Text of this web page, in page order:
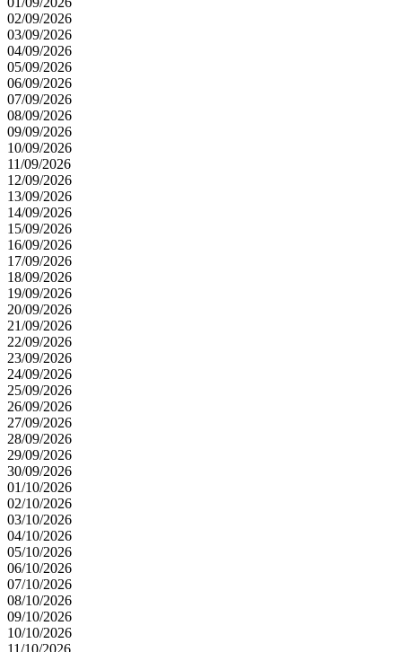
02/09/2026
03/09/2026
04/09/2026
05/09/2026
06/09/2026
07/09/2026
08/09/2026
09/09/2026
10/09/2026
11/09/2026
12/09/2026
13/09/2026
14/09/2026
15/09/2026
16/09/2026
17/09/2026
18/09/2026
19/09/2026
20/09/2026
21/09/2026
22/09/2026
23/09/2026
24/09/2026
25/09/2026
26/09/2026
27/09/2026
28/09/2026
29/09/2026
30/09/2026
01/10/2026
02/10/2026
03/10/2026
04/10/2026
05/10/2026
06/10/2026
07/10/2026
08/10/2026
09/10/2026
10/10/2026